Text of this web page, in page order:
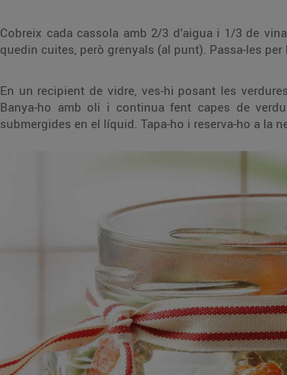
Cobreix cada cassola amb 2/3 d’aigua i 1/3 de
quedin cuites, però grenyals (al punt). Passa-les per
En un recipient de vidre, ves-hi posant les
Banya-ho amb oli i continua fent capes de
submergides en el líquid. Tapa-ho i reserva-ho a la